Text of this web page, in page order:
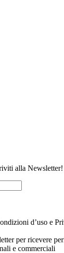
alla Newsletter!
d’uso e
per ricevere
e commerciali